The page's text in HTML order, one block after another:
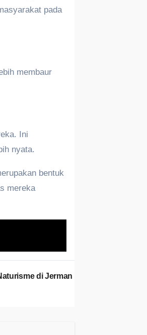
pada
membaur
Ini
nyata.
bentuk
mereka
di Jerman